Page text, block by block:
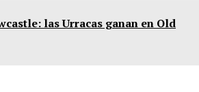
las Urracas ganan en Old